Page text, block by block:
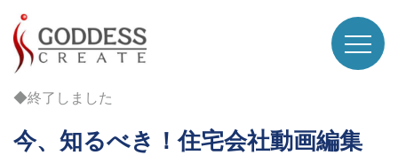
◆終了しました
今、知るべき！住宅会社動画編集